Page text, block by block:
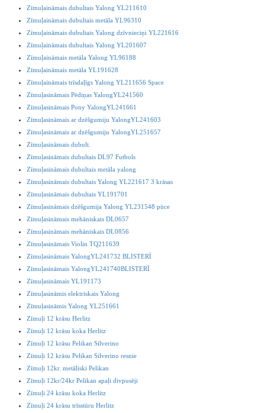
Zīmuļaināmais dubultais Yalong YL211610
Zīmuļaināmais dubultais metāla YL96310
Zīmuļaināmais dubultais Yalong dzīvnieciņi YL221616
Zīmuļaināmais dubultais Yalong YL201607
Zīmuļaināmais metāla Yalong YL96188
Zīmuļaināmais metāla YL191628
Zīmuļaināmais trīsdaļīgs Yalong YL211656 Space
Zīmuļasināmais Pēdiņas YalongYL241560
Zīmuļasināmais Pony YalongYL241661
Zīmuļasināmais ar dzēšgumiju YalongYL241603
Zīmuļasināmais ar dzēšgumiju YalongYL251657
Zīmuļasināmais dubult.
Zīmuļasināmais dubultais DL97 Futbols
Zīmuļasināmais dubultais metāla yalong
Zīmuļasināmais dubultais Yalong YL221617 3 krāsas
Zīmuļasināmais dubultais YL191701
Zīmuļasināmais dzēšgumija Yalong YL231548 pūce
Zīmuļasināmais mehāniskais DL0657
Zīmuļasināmais mehāniskais DL0856
Zīmuļasināmais Violin TQ211639
Zīmuļasināmais YalongYL241732 BLISTERĪ
Zīmuļasināmais YalongYL241740BLISTERĪ
Zīmuļasināmais YL191173
Zīmuļasināmis elektriskais Yalong
Zīmuļasināmis Yalong YL251661
Zīmuļi 12 krāsu Herlitz
Zīmuļi 12 krāsu koka Herlitz
Zīmuļi 12 krāsu Pelikan Silverino
Zīmuļi 12 krāsu Pelikan Silverino resnie
Zīmuļi 12kr. metāliski Pelikan
Zīmuļi 12kr/24kr Pelikan apaļi divpusēji
Zīmuļi 24 krāsu koka Herlitz
Zīmuļi 24 krāsu trīsstūru Herlitz